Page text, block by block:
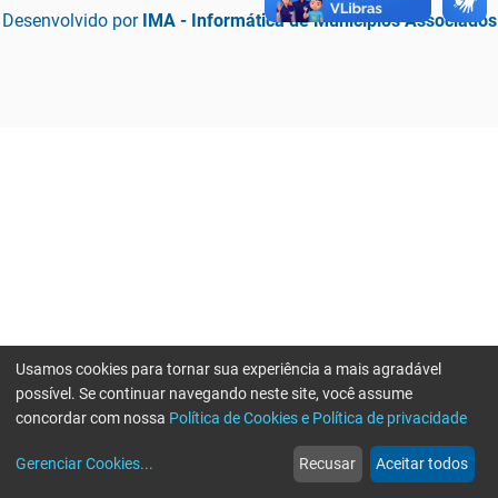
Desenvolvido por IMA - Informática de Municípios Associados
web
Notícias
more_horiz
Mais
Usamos cookies para tornar sua experiência a mais agradável
possível. Se continuar navegando neste site, você assume
concordar com nossa Política de Cookies e Política de privacidade
Gerenciar Cookies... Recusar Aceitar todos
Erro ao enviar informações, por favor tente novamente